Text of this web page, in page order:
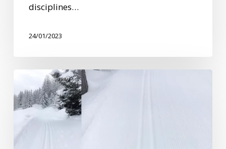
disciplines…
24/01/2023
ski
de
fond